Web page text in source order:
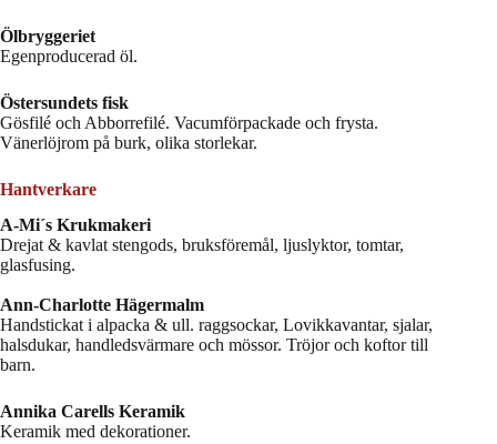
Ölbryggeriet
Egenproducerad öl.
Östersundets fisk
Gösfilé och Abborrefilé. Vacumförpackade och frysta.
Vänerlöjrom på burk, olika storlekar.
Hantverkare
A-Mi´s Krukmakeri
Drejat & kavlat stengods, bruksföremål, ljuslyktor, tomtar,
glasfusing.
Ann-Charlotte Hägermalm
Handstickat i alpacka & ull. raggsockar, Lovikkavantar, sjalar,
halsdukar, handledsvärmare och mössor. Tröjor och koftor till
barn.
Annika Carells Keramik
Keramik med dekorationer.